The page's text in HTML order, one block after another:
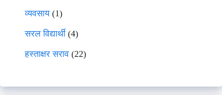
व्यवसाय(1)
सरल विद्यार्थी(4)
हस्ताक्षर सराव (22)